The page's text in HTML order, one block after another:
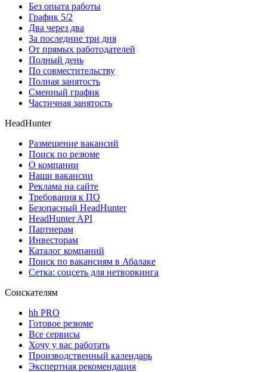
Без опыта работы
График 5/2
Два через два
За последние три дня
От прямых работодателей
Полный день
По совместительству
Полная занятость
Сменный график
Частичная занятость
HeadHunter
Размещение вакансий
Поиск по резюме
О компании
Наши вакансии
Реклама на сайте
Требования к ПО
Безопасный HeadHunter
HeadHunter API
Партнерам
Инвесторам
Каталог компаний
Поиск по вакансиям в Абалаке
Сетка: соцсеть для нетворкинга
Соискателям
hh PRO
Готовое резюме
Все сервисы
Хочу у вас работать
Производственный календарь
Экспертная рекомендация